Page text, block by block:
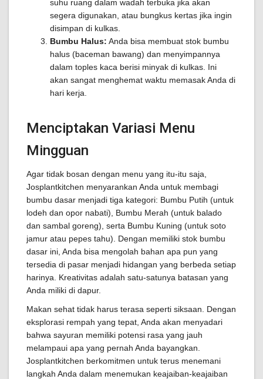
suhu ruang dalam wadah terbuka jika akan
segera digunakan, atau bungkus kertas jika ingin
disimpan di kulkas.
Bumbu Halus: Anda bisa membuat stok bumbu
halus (baceman bawang) dan menyimpannya
dalam toples kaca berisi minyak di kulkas. Ini
akan sangat menghemat waktu memasak Anda di
hari kerja.
Menciptakan Variasi Menu
Mingguan
Agar tidak bosan dengan menu yang itu-itu saja,
Josplantkitchen menyarankan Anda untuk membagi
bumbu dasar menjadi tiga kategori: Bumbu Putih (untuk
lodeh dan opor nabati), Bumbu Merah (untuk balado
dan sambal goreng), serta Bumbu Kuning (untuk soto
jamur atau pepes tahu). Dengan memiliki stok bumbu
dasar ini, Anda bisa mengolah bahan apa pun yang
tersedia di pasar menjadi hidangan yang berbeda setiap
harinya. Kreativitas adalah satu-satunya batasan yang
Anda miliki di dapur.
Makan sehat tidak harus terasa seperti siksaan. Dengan
eksplorasi rempah yang tepat, Anda akan menyadari
bahwa sayuran memiliki potensi rasa yang jauh
melampaui apa yang pernah Anda bayangkan.
Josplantkitchen berkomitmen untuk terus menemani
langkah Anda dalam menemukan keajaiban-keajaiban